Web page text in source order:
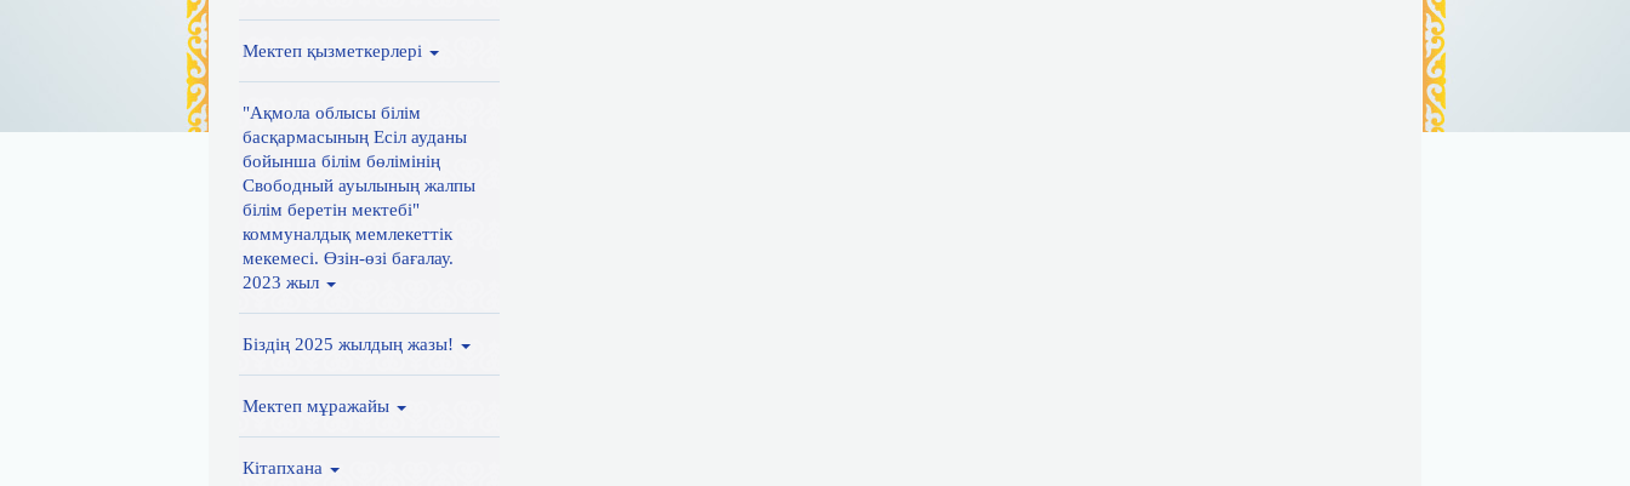
Мектеп қызметкерлері
"Ақмола облысы білім
басқармасының Есіл ауданы
бойынша білім бөлімінің
Свободный ауылының жалпы
білім беретін мектебі"
коммуналдық мемлекеттік
мекемесі. Өзін-өзі бағалау.
2023 жыл
Біздің 2025 жылдың жазы!
Мектеп мұражайы
Кітапхана